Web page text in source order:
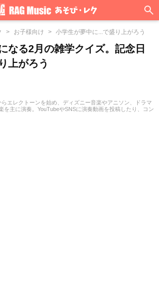
お子様向け 小学生が夢中に...で盛り上がろう
なる2月の雑学クイズ。記念日
上がろう
らエレクトーンを始め、ディズニー音楽やアニソン、ドラマ
を主に演奏。YouTubeやSNSに演奏動画を投稿したり、コン